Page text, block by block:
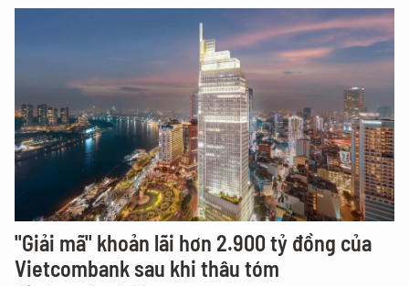
"Giải mã" khoản lãi hơn 2.900 tỷ đồng của
Vietcombank sau khi thâu tóm